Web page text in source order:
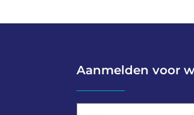
Aanmelden voor